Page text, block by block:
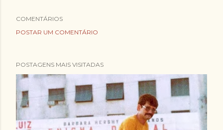
COMENTÁRIOS
POSTAR UM COMENTÁRIO
POSTAGENS MAIS VISITADAS